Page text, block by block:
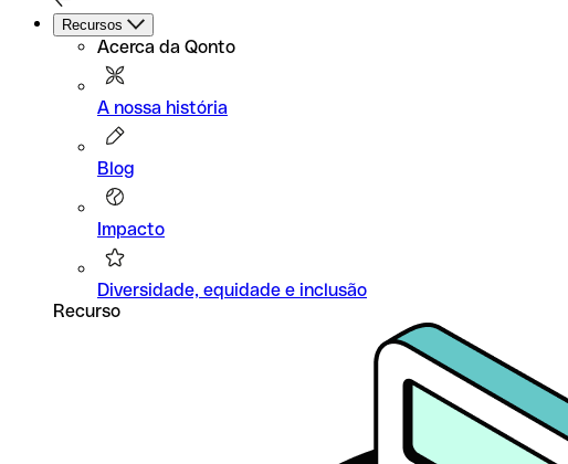
Recursos
Acerca da Qonto
A nossa história
Blog
Impacto
Diversidade, equidade e inclusão
Recurso